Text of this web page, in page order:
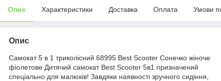
Опис Характеристики Доставка Оплата Умови
Опис
Самокат 5 в 1 триколісний 68995 Best Scooter Сонечко жіноче
фіолетове Дитячий самокат Best Scooter 5в1 призначений
спеціально для малюків! Завдяки наявності зручного сидіння,